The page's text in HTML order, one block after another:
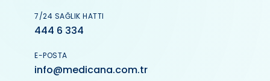
7/24 SAĞLIK HATTI
444 6 334
E-POSTA
info@medicana.com.tr